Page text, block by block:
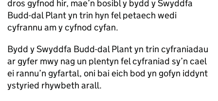
dros gyfnod hir, mae’n bosibl y bydd y Swyddfa
Budd-dal Plant yn trin hyn fel petaech wedi
cyfrannu am y cyfnod cyfan.
Bydd y Swyddfa Budd-dal Plant yn trin cyfraniadau
ar gyfer mwy nag un plentyn fel cyfraniad sy’n cael
ei rannu’n gyfartal, oni bai eich bod yn gofyn iddynt
ystyried rhywbeth arall.